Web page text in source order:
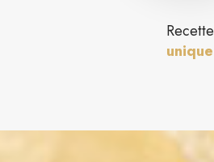
Recette
unique